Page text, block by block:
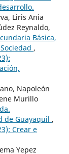
Liris Ania
Reynaldo,
Básica,
,
Napoleón
Murillo
de Guayaquil ,
Crear e
Yepez